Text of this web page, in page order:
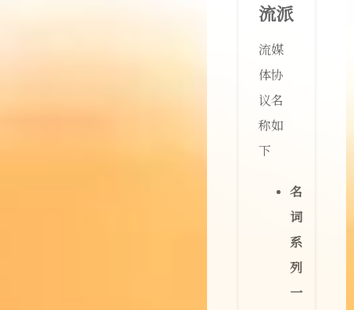
流派
流媒
体协
议名
称如
下
名
词
系
列
一